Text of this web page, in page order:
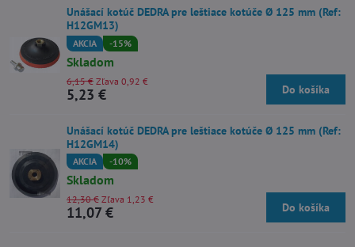
Unášací kotúč DEDRA pre leštiace kotúče Ø 125 mm (Ref:
H12GM13)
AKCIA -15%
Skladom
5,23 €
6,15 € Zľava 0,92 €
Do košíka
Unášací kotúč DEDRA pre leštiace kotúče Ø 125 mm (Ref:
H12GM14)
AKCIA -10%
Skladom
11,07 €
12,30 € Zľava 1,23 €
Do košíka